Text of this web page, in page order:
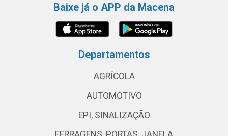
Baixe já o APP da Macena
Departamentos
AGRÍCOLA
AUTOMOTIVO
EPI, SINALIZAÇÃO